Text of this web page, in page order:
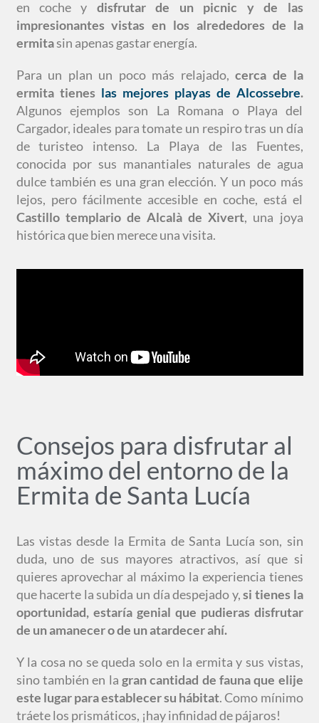
en coche y disfrutar de un picnic y de las
impresionantes vistas en los alrededores de la
ermitasin apenas gastar energía.
Para un plan un poco más relajado,cerca de la
ermita tienes las mejores playas de Alcossebre.
Algunos ejemplos son La Romana o Playa del
Cargador, ideales para tomate un respiro tras un día
de turisteo intenso. La Playa de las Fuentes,
conocida por sus manantiales naturales de agua
dulce también es una gran elección. Y un poco más
lejos, pero fácilmente accesible en coche, está el
Castillo templario de Alcalà de Xivert, una joya
histórica que bien merece una visita.
Consejos para disfrutar al
máximo del entorno de la
Ermita de Santa Lucía
Las vistas desde la Ermita de Santa Lucía son, sin
duda, uno de sus mayores atractivos, así que si
quieres aprovechar al máximo la experiencia tienes
que hacerte la subida un día despejado y,si tienes la
oportunidad, estaría genial que pudieras disfrutar
de un amanecer o de un atardecer ahí.
Y la cosa no se queda solo en la ermita y sus vistas,
sino también en la gran cantidad de fauna que elije
este lugar para establecer su hábitat. Como mínimo
tráete los prismáticos, ¡hay infinidad de pájaros!